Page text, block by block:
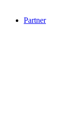
Partner